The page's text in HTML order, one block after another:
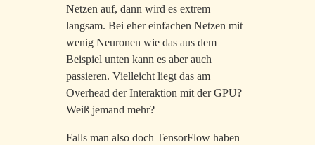
Netzen auf, dann wird es extrem
langsam. Bei eher einfachen Netzen mit
wenig Neuronen wie das aus dem
Beispiel unten kann es aber auch
passieren. Vielleicht liegt das am
Overhead der Interaktion mit der GPU?
Weiß jemand mehr?
Falls man also doch TensorFlow haben